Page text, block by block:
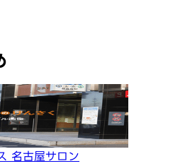
名古屋サロン